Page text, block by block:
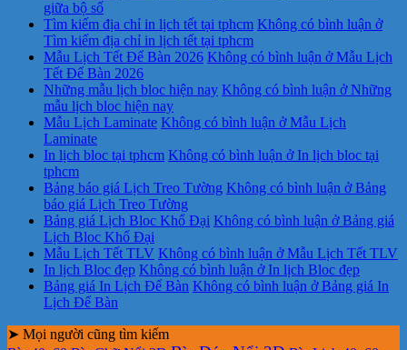
giữa bộ số
Tìm kiếm địa chỉ in lịch tết tại tphcm Không có bình luận ở
Tìm kiếm địa chỉ in lịch tết tại tphcm
Mẫu Lịch Tết Để Bàn 2026 Không có bình luận ở Mẫu Lịch
Tết Để Bàn 2026
Những mẫu lịch bloc hiện nay Không có bình luận ở Những
mẫu lịch bloc hiện nay
Mẫu Lịch Laminate Không có bình luận ở Mẫu Lịch
Laminate
In lịch bloc tại tphcm Không có bình luận ở In lịch bloc tại
tphcm
Bảng báo giá Lịch Treo Tường Không có bình luận ở Bảng
báo giá Lịch Treo Tường
Bảng giá Lịch Bloc Khổ Đại Không có bình luận ở Bảng giá
Lịch Bloc Khổ Đại
Mẫu Lịch Tết TLV Không có bình luận ở Mẫu Lịch Tết TLV
In lịch Bloc đẹp Không có bình luận ở In lịch Bloc đẹp
Bảng giá In Lịch Để Bàn Không có bình luận ở Bảng giá In
Lịch Để Bàn
➤ Mọi người cũng tìm kiếm